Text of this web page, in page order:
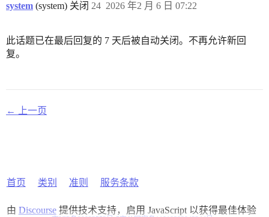
system (system) 关闭 2026 年2 月 6 日 07:22
24
此话题已在最后回复的 7 天后被自动关闭。不再允许新回
复。
← 上一页
首页 类别 准则 服务条款
由 Discourse提供技术支持，启用 JavaScript 以获得最佳体验